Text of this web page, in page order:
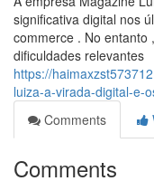
significativa digital nos
commerce . No entanto
dificuldades relevantes
https://
luiza-a-virada-digital-e-
Comments
Comments